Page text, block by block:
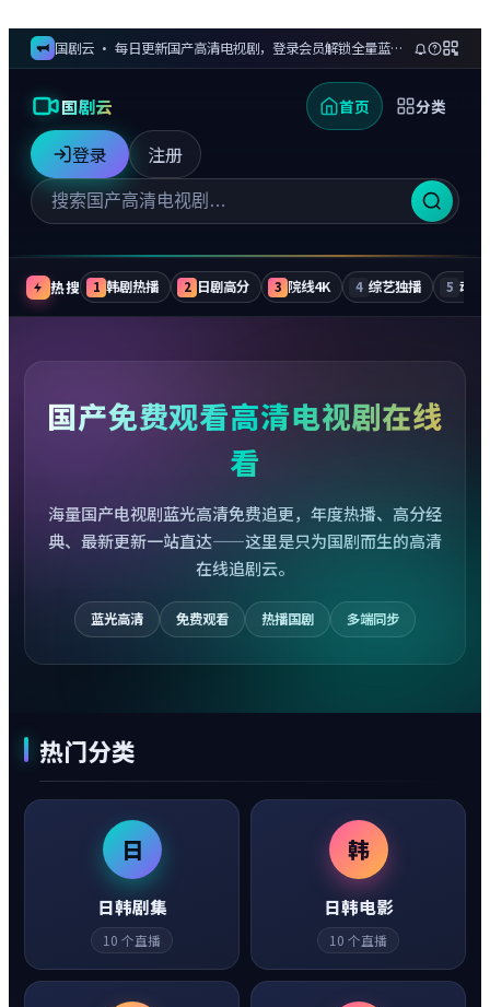
国剧云 · 每日更新国产高清电视剧，登录会员解锁全量蓝光剧集与无广告追更
国剧云 首页 分类
登录 注册
热搜 1 韩剧热播 2 日剧高分 3 院线4K 4 综艺独播 5 动漫
国产免费观看高清电视剧在线
看
海量国产电视剧蓝光高清免费追更，年度热播、高分经
典、最新更新一站直达——这里是只为国剧而生的高清
在线追剧云。
蓝光高清 免费观看 热播国剧 多端同步
热门分类
日
日韩剧集
10 个直播
韩
日韩电影
10 个直播